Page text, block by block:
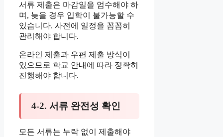
서류 제출은 마감일을 엄수해야 하
며, 늦을 경우 입학이 불가능할 수
있습니다. 사전에 일정을 꼼꼼히
관리해야 합니다.
온라인 제출과 우편 제출 방식이
있으므로 학교 안내에 따라 정확히
진행해야 합니다.
4-2. 서류 완전성 확인
모든 서류는 누락 없이 제출해야